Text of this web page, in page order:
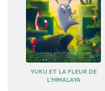
YUKU ET LA FLEUR DE
L'HIMALAYA